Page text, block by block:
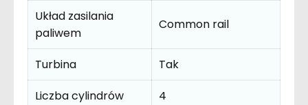
Układ zasilania
paliwem
Common rail
Turbina
Tak
Liczba cylindrów
4